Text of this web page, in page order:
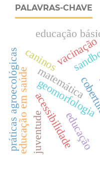
PALAVRAS-CHAVE
geomorfologia
educação em saúde
vacinação
educação
matemática
práticas agroecológicas acessibilidadeeducação
caninos
juventude